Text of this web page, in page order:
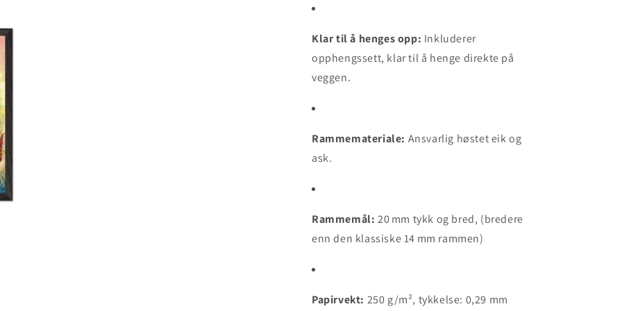
59.4
Klar til å henges opp: Inkluderer
opphengssett, klar til å henge direkte på
veggen.
Rammemateriale: Ansvarlig høstet eik og
ask.
Rammemål: 20 mm tykk og bred, (bredere
enn den klassiske 14 mm rammen)
Papirvekt: 250 g/m², tykkelse: 0,29 mm